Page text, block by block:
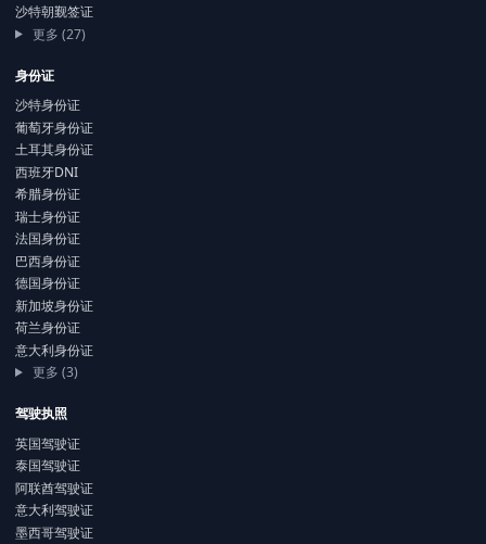
沙特朝觐签证
更多 (27)
身份证
沙特身份证
葡萄牙身份证
土耳其身份证
西班牙DNI
希腊身份证
瑞士身份证
法国身份证
巴西身份证
德国身份证
新加坡身份证
荷兰身份证
意大利身份证
更多 (3)
驾驶执照
英国驾驶证
泰国驾驶证
阿联酋驾驶证
意大利驾驶证
墨西哥驾驶证